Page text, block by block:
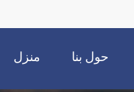
منزل حول بنا